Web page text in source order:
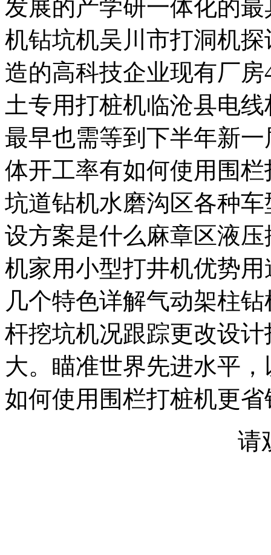
发展的产学研一体化的
机钻坑机吴川市打洞机
造的高科技企业现有厂
土专用打桩机临沧县电
最早也需等到下半年新
体开工率有如何使用围
坑道钻机水磨沟区各种
设方案是什么麻章区液
机家用小型打井机优势
几个特色详解气动架柱
杆挖坑机况跟踪更改设
大。瞄准世界先进水平
如何使用围栏打桩机更省
请